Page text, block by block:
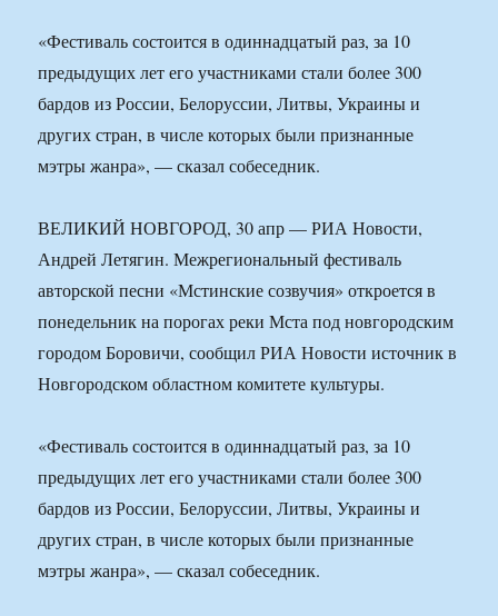
«Фестиваль состоится в одиннадцатый раз, за 10
предыдущих лет его участниками стали более 300
бардов из России, Белоруссии, Литвы, Украины и
других стран, в числе которых были признанные
мэтры жанра», — сказал собеседник.
ВЕЛИКИЙ НОВГОРОД, 30 апр — РИА Новости,
Андрей Летягин. Межрегиональный фестиваль
авторской песни «Мстинские созвучия» откроется в
понедельник на порогах реки Мста под новгородским
городом Боровичи, сообщил РИА Новости источник в
Новгородском областном комитете культуры.
«Фестиваль состоится в одиннадцатый раз, за 10
предыдущих лет его участниками стали более 300
бардов из России, Белоруссии, Литвы, Украины и
других стран, в числе которых были признанные
мэтры жанра», — сказал собеседник.